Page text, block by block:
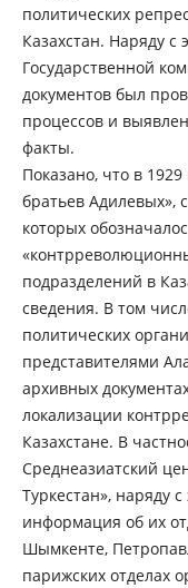
политических
Казахстан. Наряду с
Государственной
документов был
процессов и
факты.
Показано, что в
братьев Адилевых»,
которых
подразделений в
сведения. В том
политических
представителями
архивных
локализации
Казахстане. В
Среднеазиатский
Туркестан», наряду
информация об их
Шымкенте,
парижских отделах